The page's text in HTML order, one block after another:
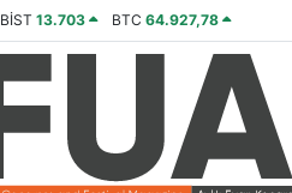
BİST13.703 BTC 64.927,78